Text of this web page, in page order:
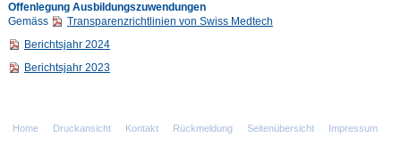
Offenlegung Ausbildungszuwendungen
Gemäss
Transparenzrichtlinien von Swiss Medtech
Berichtsjahr 2024
Berichtsjahr 2023
Home Druckansicht Kontakt Rückmeldung Seitenübersicht Impressum